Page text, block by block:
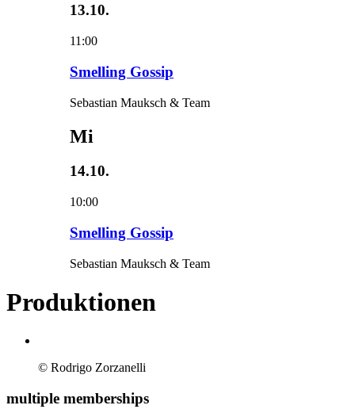
13.10.
11:00
Smelling Gossip
Sebastian Mauksch & Team
Mi
14.10.
10:00
Smelling Gossip
Sebastian Mauksch & Team
Produktionen
© Rodrigo Zorzanelli
multiple memberships